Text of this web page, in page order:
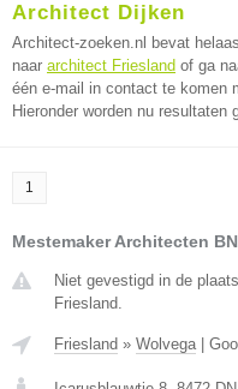
Architect Dijken
Architect-zoeken.nl bevat
naar architect Friesland of ga
één e-mail in contact te komen
Hieronder worden nu
1
Mestemaker Architecten
Niet gevestigd in de
Friesland.
Friesland » Wolvega|